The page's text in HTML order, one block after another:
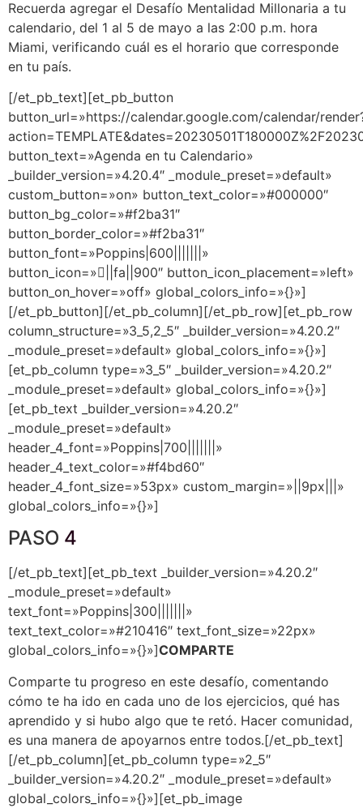
Recuerda agregar el Desafío Mentalidad Millonaria a tu
calendario, del 1 al 5 de mayo a las 2:00 p.m. hora
Miami, verificando cuál es el horario que corresponde
en tu país.
[/et_pb_text][et_pb_button
button_url=»https://calendar.google.com/calendar/
button_text=»Agenda en tu Calendario»
_builder_version=»4.20.4″ _module_preset=»default»
custom_button=»on» button_text_color=»#000000″
button_bg_color=»#f2ba31″
button_border_color=»#f2ba31″
button_font=»Poppins|600|||||||»
button_icon=»||fa||900″ button_icon_placement=»left»
button_on_hover=»off» global_colors_info=»{}»]
[/et_pb_button][/et_pb_column][/et_pb_row][et_pb_row
column_structure=»3_5,2_5″ _builder_version=»4.20.2″
_module_preset=»default» global_colors_info=»{}»]
[et_pb_column type=»3_5″ _builder_version=»4.20.2″
_module_preset=»default» global_colors_info=»{}»]
[et_pb_text _builder_version=»4.20.2″
_module_preset=»default»
header_4_font=»Poppins|700|||||||»
header_4_text_color=»#f4bd60″
header_4_font_size=»53px» custom_margin=»||9px|||»
global_colors_info=»{}»]
PASO 4
[/et_pb_text][et_pb_text _builder_version=»4.20.2″
_module_preset=»default»
text_font=»Poppins|300|||||||»
text_text_color=»#210416″ text_font_size=»22px»
global_colors_info=»{}»]COMPARTE
Comparte tu progreso en este desafío, comentando
cómo te ha ido en cada uno de los ejercicios, qué has
aprendido y si hubo algo que te retó. Hacer comunidad,
es una manera de apoyarnos entre todos.[/et_pb_text]
[/et_pb_column][et_pb_column type=»2_5″
_builder_version=»4.20.2″ _module_preset=»default»
global_colors_info=»{}»][et_pb_image